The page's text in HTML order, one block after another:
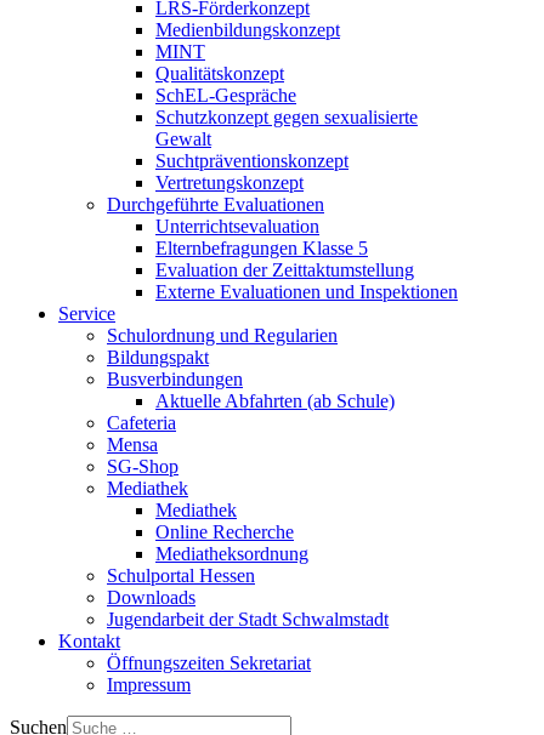
LRS-Förderkonzept
Medienbildungskonzept
MINT
Qualitätskonzept
SchEL-Gespräche
Schutzkonzept gegen sexualisierte
Gewalt
Suchtpräventionskonzept
Vertretungskonzept
Durchgeführte Evaluationen
Unterrichtsevaluation
Elternbefragungen Klasse 5
Evaluation der Zeittaktumstellung
Externe Evaluationen und Inspektionen
Service
Schulordnung und Regularien
Bildungspakt
Busverbindungen
Aktuelle Abfahrten (ab Schule)
Cafeteria
Mensa
SG-Shop
Mediathek
Mediathek
Online Recherche
Mediatheksordnung
Schulportal Hessen
Downloads
Jugendarbeit der Stadt Schwalmstadt
Kontakt
Öffnungszeiten Sekretariat
Impressum
Suchen